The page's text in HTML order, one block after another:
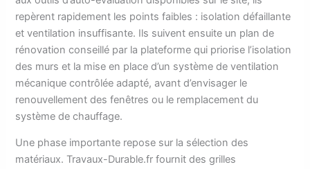
repèrent rapidement les points faibles : isolation défaillante
et ventilation insuffisante. Ils suivent ensuite un plan de
rénovation conseillé par la plateforme qui priorise l’isolation
des murs et la mise en place d’un système de ventilation
mécanique contrôlée adapté, avant d’envisager le
renouvellement des fenêtres ou le remplacement du
système de chauffage.
Une phase importante repose sur la sélection des
matériaux. Travaux-Durable.fr fournit des grilles